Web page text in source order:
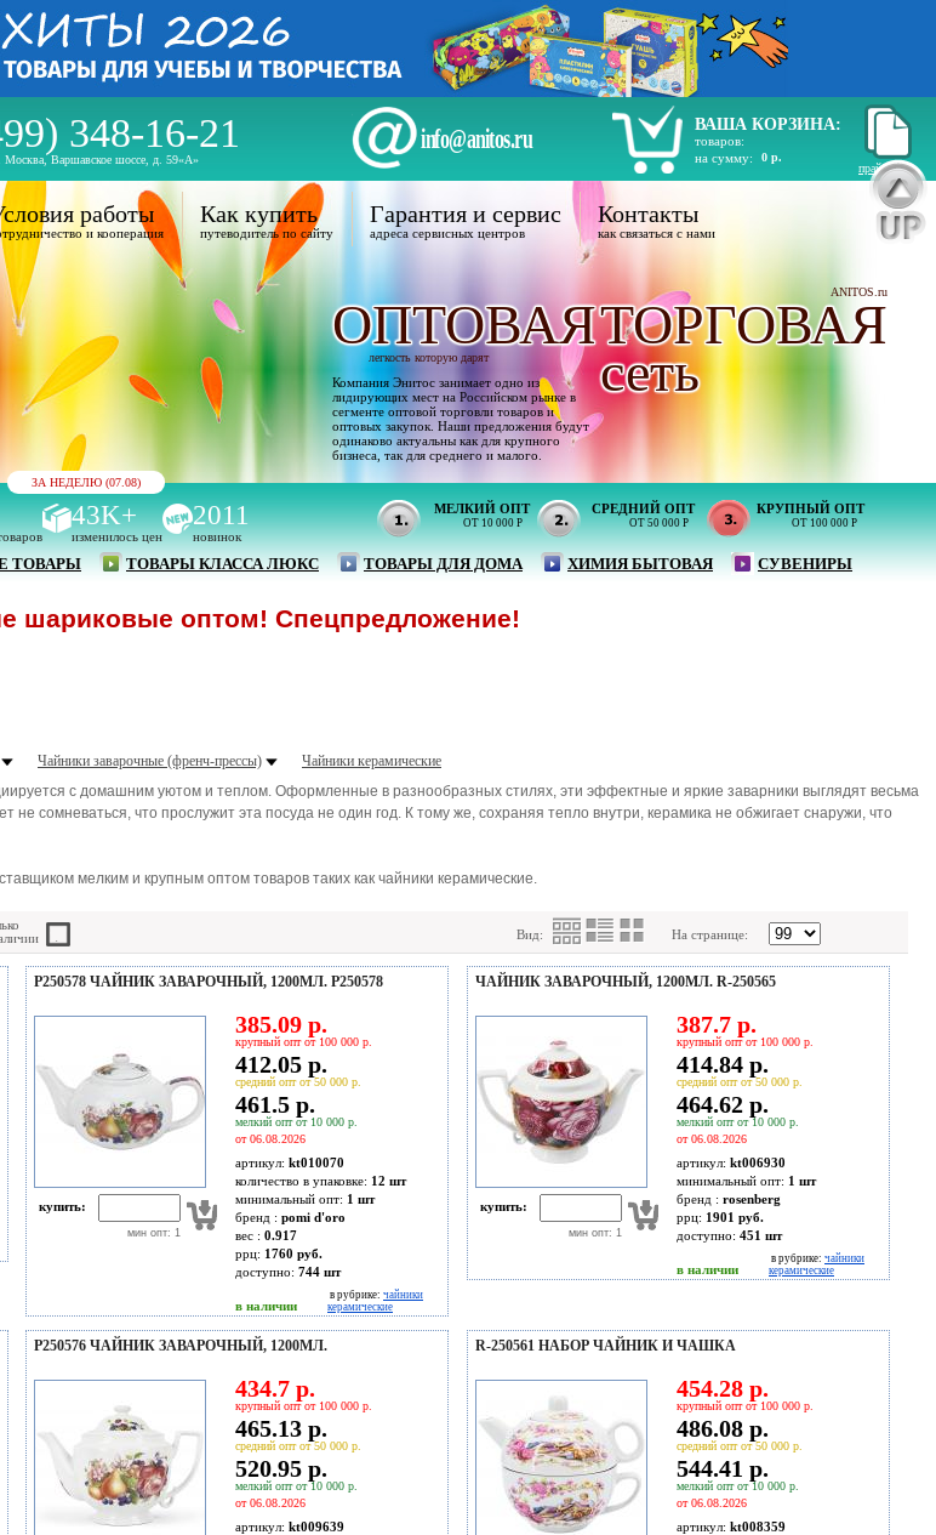
348-16-21
Варшавское шоссе, д. 59«А»
info@anitos.ru
ВАША КОРЗИНА:
товаров:
на сумму:
0 р.
прайс лист
ЗА НЕДЕЛЮ (07.08)
43K+
изменилось цен
2011
новинок
МЕЛКИЙ ОПТ
ОТ 10 000 Р
СРЕДНИЙ ОПТ
ОТ 50 000 Р
КРУПНЫЙ ОПТ
ОТ 100 000 Р
ТОВАРЫ ТОВАРЫ КЛАССА ЛЮКС ТОВАРЫ ДЛЯ ДОМА ХИМИЯ БЫТОВАЯ СУВЕНИРЫ
работы
и кооперация
Как купить
путеводитель по сайту
Гарантия и сервис
адреса сервисных центров
Контакты
как связаться с нами
ANITOS.ru
ОПТОВАЯТОРГОВАЯ
легкость которую дарят
Компания Энитос занимает одно из
лидирующих мест на Российском рынке в
сегменте оптовой торговли товаров и
оптовых закупок. Наши предложения будут
одинаково актуальны как для крупного
бизнеса, так для среднего и малого.
сеть
оптом! Спецпредложение!
Чайники заварочные (френч-прессы)
Чайники керамические
с домашним уютом и теплом. Оформленные в разнообразных стилях, эти эффектные и яркие заварники выглядят весьма
не сомневаться, что прослужит эта посуда не один год. К тому же, сохраняя тепло внутри, керамика не обжигает снаружи, что
мелким и крупным оптом товаров таких как чайники керамические.
Вид: На странице:
P250578 ЧАЙНИК ЗАВАРОЧНЫЙ, 1200МЛ. P250578
купить:
мин опт: 1
385.09 р.
крупный опт от 100 000 р.
412.05 р.
средний опт от 50 000 р.
461.5 р.
мелкий опт от 10 000 р.
от 06.08.2026
артикул: kt010070
количество в упаковке: 12 шт
минимальный опт: 1 шт
бренд : pomi d'oro
вес : 0.917
ррц: 1760 руб.
доступно: 744 шт
в наличии
в рубрике: чайники
керамические
ЧАЙНИК ЗАВАРОЧНЫЙ, 1200МЛ. R-250565
купить:
мин опт: 1
387.7 р.
крупный опт от 100 000 р.
414.84 р.
средний опт от 50 000 р.
464.62 р.
мелкий опт от 10 000 р.
от 06.08.2026
артикул: kt006930
минимальный опт: 1 шт
бренд : rosenberg
ррц: 1901 руб.
доступно: 451 шт
в наличии
в рубрике: чайники
керамические
P250576 ЧАЙНИК ЗАВАРОЧНЫЙ, 1200МЛ.
434.7 р.
крупный опт от 100 000 р.
465.13 р.
средний опт от 50 000 р.
520.95 р.
мелкий опт от 10 000 р.
от 06.08.2026
артикул: kt009639
R-250561 НАБОР ЧАЙНИК И ЧАШКА
454.28 р.
крупный опт от 100 000 р.
486.08 р.
средний опт от 50 000 р.
544.41 р.
мелкий опт от 10 000 р.
от 06.08.2026
артикул: kt008359